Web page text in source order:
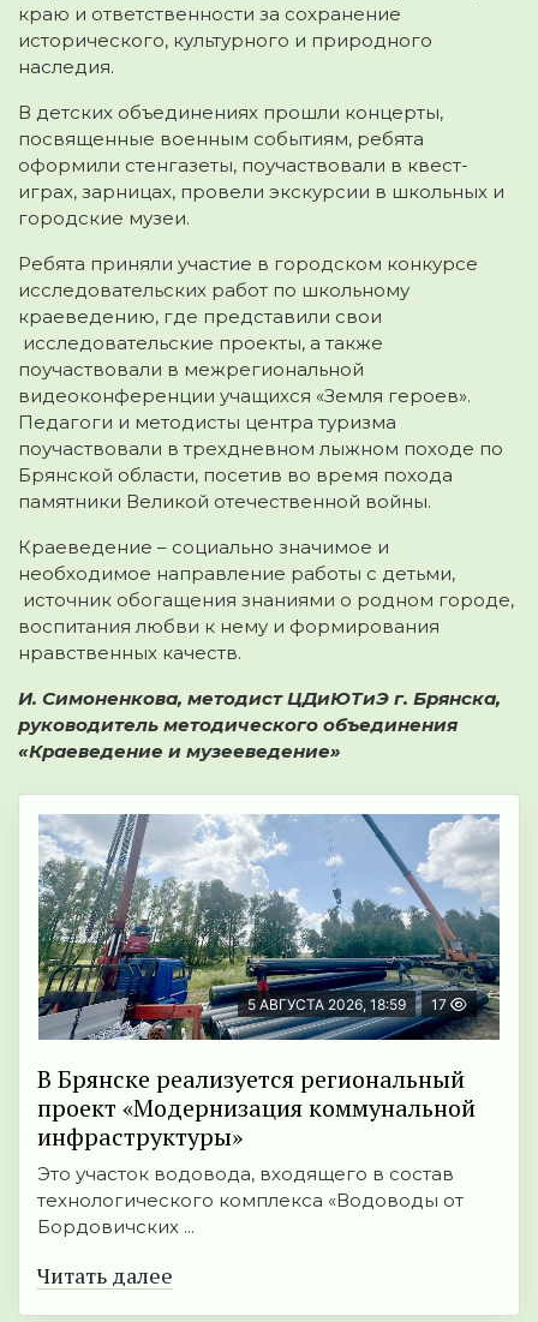
краю и ответственности за сохранение
исторического, культурного и природного
наследия.
В детских объединениях прошли концерты,
посвященные военным событиям, ребята
оформили стенгазеты, поучаствовали в квест-
играх, зарницах, провели экскурсии в школьных и
городские музеи.
Ребята приняли участие в городском конкурсе
исследовательских работ по школьному
краеведению, где представили свои
исследовательские проекты, а также
поучаствовали в межрегиональной
видеоконференции учащихся «Земля героев».
Педагоги и методисты центра туризма
поучаствовали в трехдневном лыжном походе по
Брянской области, посетив во время похода
памятники Великой отечественной войны.
Краеведение – социально значимое и
необходимое направление работы с детьми,
источник обогащения знаниями о родном городе,
воспитания любви к нему и формирования
нравственных качеств.
И. Симоненкова, методист ЦДиЮТиЭ г. Брянска,
руководитель методического объединения
«Краеведение и музееведение»
5 АВГУСТА 2026, 18:59 17
В Брянске реализуется региональный
проект «Модернизация коммунальной
инфраструктуры»
Это участок водовода, входящего в состав
технологического комплекса «Водоводы от
Бордовичских ...
Читать далее